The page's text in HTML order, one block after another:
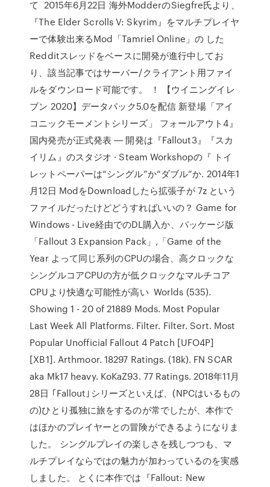
て 2015年6月22日 海外ModderのSiegfre氏より、
『The Elder Scrolls V: Skyrim』をマルチプレイヤ
ーで体験出来るMod「Tamriel Online」の した
Redditスレッドをベースに開発が進行中してお
り、該当記事ではサーバー/クライアント用ファイ
ルをダウンロード可能です。 ！ 【ウイニングイレ
ブン 2020】データパック5.0を配信 新登場「アイ
コニックモーメントシリーズ」 フォールアウト4』
国内発売が正式発表 ― 開発は『Fallout3』『スカ
イリム』のスタジオ · Steam Workshopの『 トイ
レットペーパーは“シングル”か“ダブル”か. 2014年1
月12日 ModをDownloadしたら拡張子が 7z という
ファイルだったけどどうすればいいの？ Game for
Windows - Live経由でのDL購入か、パッケージ版
「Fallout 3 Expansion Pack」,「Game of the
Year よって同じ系列のCPUの場合、高クロックな
シングルコアCPUの方が低クロックなマルチコア
CPUより快適な可能性が高い Worlds (535).
Showing 1 - 20 of 21889 Mods. Most Popular
Last Week All Platforms. Filter. Filter. Sort. Most
Popular Unofficial Fallout 4 Patch [UFO4P]
[XB1]. Arthmoor. 18297 Ratings. (18k). FN SCAR
aka Mk17 heavy. KoKaZ93. 77 Ratings. 2018年11月
28日 ｢Fallout｣シリーズといえば、(NPCはいるもの
の)ひとり孤独に旅をするのが常でしたが、本作で
はほかのプレイヤーとの冒険ができるようになりま
した。 シングルプレイの楽しさを残しつつも、マ
ルチプレイならではの魅力が加わっているのを実感
しました。 とくに本作では『Fallout: New